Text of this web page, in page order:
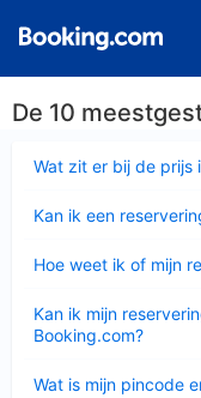
De 10
Wat zit er bij de prijs
Kan ik een
Hoe weet ik of mijn
Kan ik mijn
Booking.com?
Wat is mijn pincode